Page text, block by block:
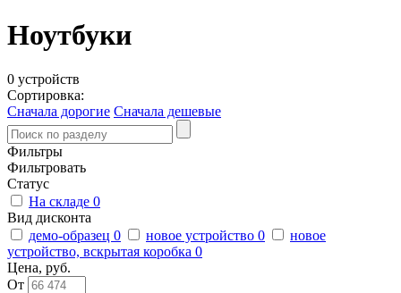
Ноутбуки
0 устройств
Сортировка:
Сначала дорогие Сначала дешевые
Фильтры
Фильтровать
Статус
На складе 0
Вид дисконта
демо-образец 0 новое устройство 0
новое
устройство, вскрытая коробка 0
Цена, руб.
От